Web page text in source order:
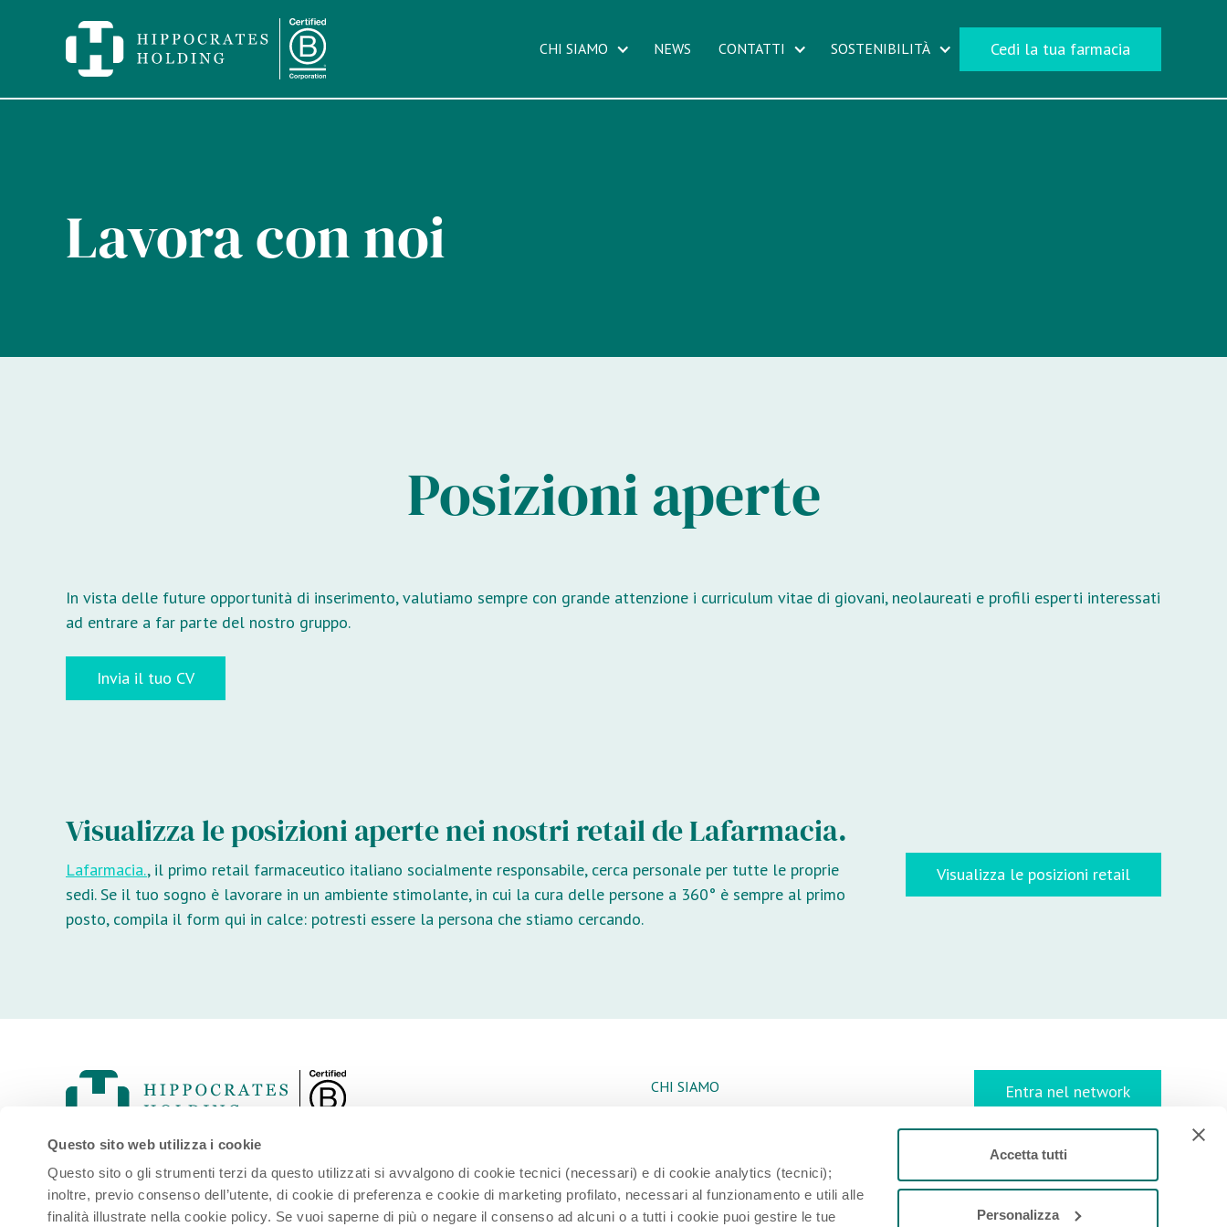
Questo sito web utilizza i cookie
Questo sito o gli strumenti terzi da questo utilizzati si avvalgono di cookie tecnici (necessari) e di cookie analytics (tecnici);
inoltre, previo consenso dell’utente, di cookie di preferenza e cookie di marketing profilato, necessari al funzionamento e utili alle
finalità illustrate nella cookie policy. Se vuoi saperne di più o negare il consenso ad alcuni o a tutti i cookie puoi gestire le tue
Accetta tutti
Personalizza
CHI SIAMO NEWS CONTATTI SOSTENIBILITÀ Cedi la tua farmacia
Lavora con noi
Posizioni aperte
In vista delle future opportunità di inserimento, valutiamo sempre con grande attenzione i curriculum vitae di giovani, neolaureati e profili esperti interessati
ad entrare a far parte del nostro gruppo.
Invia il tuo CV
Visualizza le posizioni aperte nei nostri retail de Lafarmacia.
Lafarmacia., il primo retail farmaceutico italiano socialmente responsabile, cerca personale per tutte le proprie
sedi. Se il tuo sogno è lavorare in un ambiente stimolante, in cui la cura delle persone a 360° è sempre al primo
posto, compila il form qui in calce: potresti essere la persona che stiamo cercando.
Visualizza le posizioni retail
P. IVA: 10264830968
Numero Rea: MI – 2517818
CHI SIAMO
RESPONSABILITÀ SOCIALE
LAVORA CON NOI
Entra nel network
SEGUICI SU LINKEDIN